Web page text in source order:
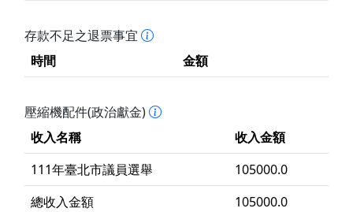
存款不足之退票事宜
時間
金額
壓縮機配件(政治獻金)
收入名稱
收入金額
111年臺北市議員選舉
105000.0
總收入金額
105000.0